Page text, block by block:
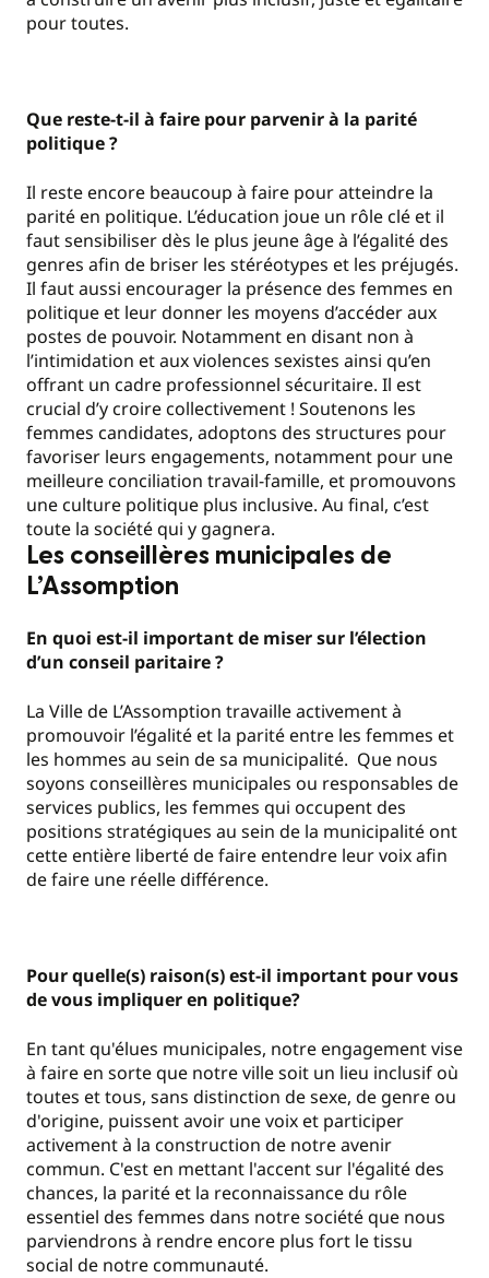
pour toutes.
Que reste-t-il à faire pour parvenir à la parité
politique ?
Il reste encore beaucoup à faire pour atteindre la
parité en politique. L’éducation joue un rôle clé et il
faut sensibiliser dès le plus jeune âge à l’égalité des
genres afin de briser les stéréotypes et les préjugés.
Il faut aussi encourager la présence des femmes en
politique et leur donner les moyens d’accéder aux
postes de pouvoir. Notamment en disant non à
l’intimidation et aux violences sexistes ainsi qu’en
offrant un cadre professionnel sécuritaire. Il est
crucial d’y croire collectivement ! Soutenons les
femmes candidates, adoptons des structures pour
favoriser leurs engagements, notamment pour une
meilleure conciliation travail-famille, et promouvons
une culture politique plus inclusive. Au final, c’est
toute la société qui y gagnera.
Les conseillères municipales de
L’Assomption
En quoi est-il important de miser sur l’élection
d’un conseil paritaire ?
La Ville de L’Assomption travaille activement à
promouvoir l’égalité et la parité entre les femmes et
les hommes au sein de sa municipalité. Que nous
soyons conseillères municipales ou responsables de
services publics, les femmes qui occupent des
positions stratégiques au sein de la municipalité ont
cette entière liberté de faire entendre leur voix afin
de faire une réelle différence.
Pour quelle(s) raison(s) est-il important pour vous
de vous impliquer en politique?
En tant qu'élues municipales, notre engagement vise
à faire en sorte que notre ville soit un lieu inclusif où
toutes et tous, sans distinction de sexe, de genre ou
d'origine, puissent avoir une voix et participer
activement à la construction de notre avenir
commun. C'est en mettant l'accent sur l'égalité des
chances, la parité et la reconnaissance du rôle
essentiel des femmes dans notre société que nous
parviendrons à rendre encore plus fort le tissu
social de notre communauté.